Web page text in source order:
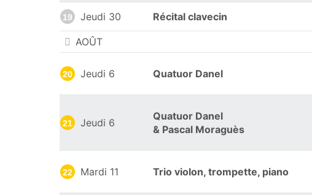
19 Jeudi 30 Récital clavecin
AOÛT
20 Jeudi 6 Quatuor Danel
21 Jeudi 6
Quatuor Danel
& Pascal Moraguès
22 Mardi 11 Trio violon, trompette, piano